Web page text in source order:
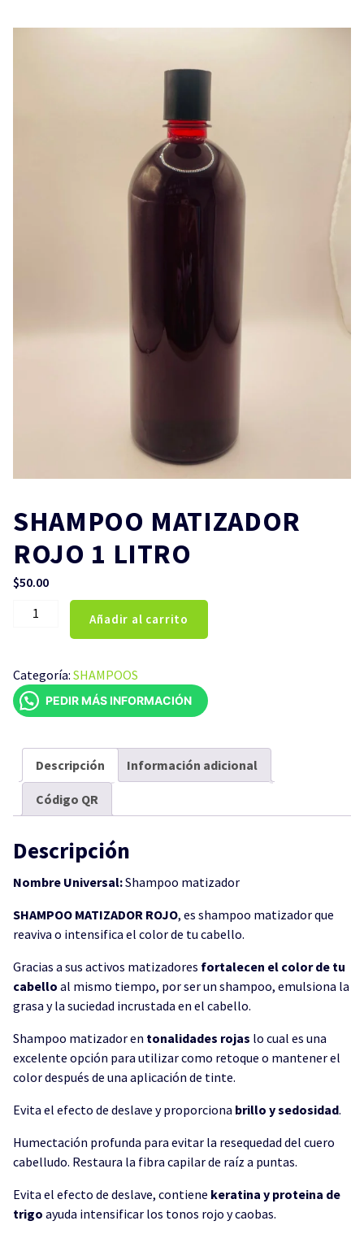
SHAMPOO MATIZADOR
ROJO 1 LITRO
$50.00
SHAMPOO
1
LITRO
cantidad
Añadir al carrito
Categoría: SHAMPOOS
PEDIR MÁS INFORMACIÓN
Descripción Información adicional
Código QR
Descripción
Nombre Universal:Shampoo matizador
SHAMPOO MATIZADOR ROJO, es shampoo matizador que
reaviva o intensifica el color de tu cabello.
Gracias a sus activos matizadores fortalecen el color de tu
cabello al mismo tiempo, por ser un shampoo, emulsiona la
grasa y la suciedad incrustada en el cabello.
Shampoo matizador en tonalidades rojas lo cual es una
excelente opción para utilizar como retoque o mantener el
color después de una aplicación de tinte.
Evita el efecto de deslave y proporciona brillo y sedosidad.
Humectación profunda para evitar la resequedad del cuero
cabelludo. Restaura la fibra capilar de raíz a puntas.
Evita el efecto de deslave, contiene keratina y proteina de
trigo ayuda intensificar los tonos rojo y caobas.